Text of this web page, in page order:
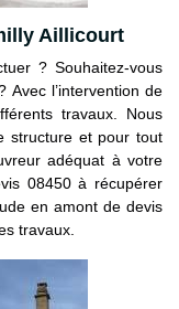
Aillicourt
? Souhaitez-vous
l’intervention de
travaux. Nous
structure et pour tout
adéquat à votre
08450 à récupérer
en amont de devis
travaux.